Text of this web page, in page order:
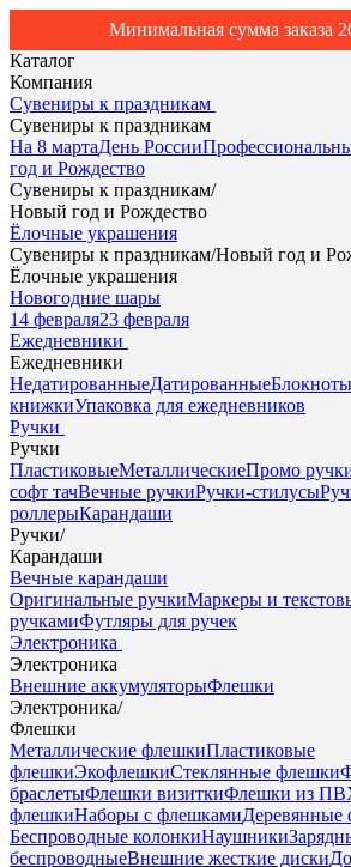
Минимальная сумма заказа
Каталог
Компания
Сувениры к праздникам
Сувениры к праздникам
На 8 мартаДень России
год и Рождество
Сувениры к праздникам/
Новый год и Рождество
Ёлочные украшения
Сувениры к праздникам/Новый год и
Ёлочные украшения
Новогодние шары
14 февраля23 февраля
Ежедневники
Ежедневники
НедатированныеДатированныеБлокноты
книжкиУпаковка для ежедневников
Ручки
Ручки
ПластиковыеМеталлическиеПромо
софт тачВечные ручкиРучки-стилусы
роллерыКарандаши
Ручки/
Карандаши
Вечные карандаши
Оригинальные ручкиМаркеры и
ручкамиФутляры для ручек
Электроника
Электроника
Внешние аккумуляторыФлешки
Электроника/
Флешки
Металлические флешкиПластиковые
флешкиЭкофлешкиСтеклянные флешки
браслетыФлешки визиткиФлешки из
флешкиНаборы с флешкамиДеревянные
Беспроводные колонкиНаушники
беспроводныеВнешние жесткие диски